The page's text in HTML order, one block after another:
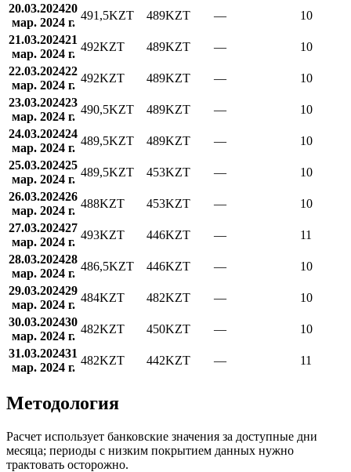
20.03.202420
мар. 2024 г.
491,5KZT 489KZT —
10
21.03.202421
мар. 2024 г.
492KZT 489KZT —
10
22.03.202422
мар. 2024 г.
492KZT 489KZT —
10
23.03.202423
мар. 2024 г.
490,5KZT 489KZT —
10
24.03.202424
мар. 2024 г.
489,5KZT 489KZT —
10
25.03.202425
мар. 2024 г.
489,5KZT 453KZT —
10
26.03.202426
мар. 2024 г.
488KZT 453KZT —
10
27.03.202427
мар. 2024 г.
493KZT 446KZT —
11
28.03.202428
мар. 2024 г.
486,5KZT 446KZT —
10
29.03.202429
мар. 2024 г.
484KZT 482KZT —
10
30.03.202430
мар. 2024 г.
482KZT 450KZT —
10
31.03.202431
мар. 2024 г.
482KZT 442KZT — 11
Методология
Расчет использует банковские значения за доступные дни
месяца; периоды с низким покрытием данных нужно
трактовать осторожно.